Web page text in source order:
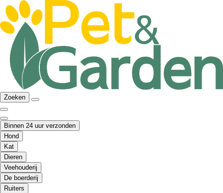
Zoeken
Binnen 24 uur verzonden
Hond
Kat
Dieren
Veehouderij
De boerderij
Ruiters